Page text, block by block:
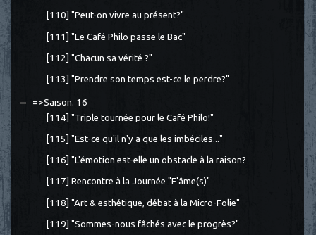
[110] "Peut-on vivre au présent?"
[111] "Le Café Philo passe le Bac"
[112] "Chacun sa vérité ?"
[113] "Prendre son temps est-ce le perdre?"
=>Saison. 16
[114] "Triple tournée pour le Café Philo!"
[115] "Est-ce qu'il n'y a que les imbéciles..."
[116] "L'émotion est-elle un obstacle à la raison?
[117] Rencontre à la Journée "F'âme(s)"
[118] "Art & esthétique, débat à la Micro-Folie"
[119] "Sommes-nous fâchés avec le progrès?"